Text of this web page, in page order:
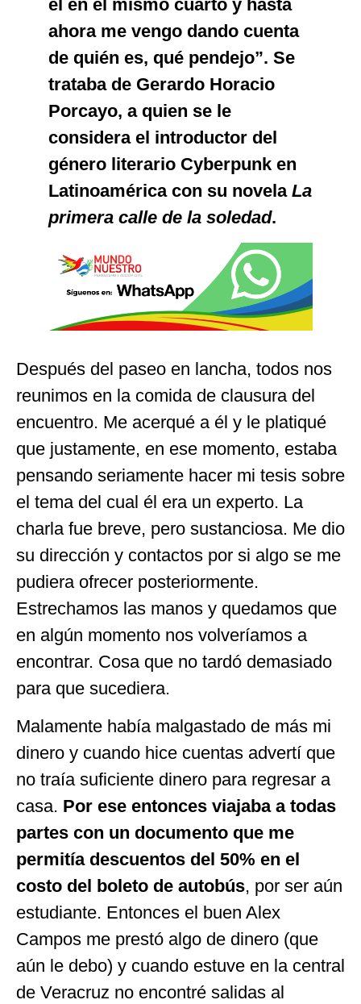
él en el mismo cuarto y hasta
ahora me vengo dando cuenta
de quién es, qué pendejo”. Se
trataba de Gerardo Horacio
Porcayo, a quien se le
considera el introductor del
género literario Cyberpunk en
Latinoamérica con su novela La
primera calle de la soledad.
Después del paseo en lancha, todos nos
reunimos en la comida de clausura del
encuentro. Me acerqué a él y le platiqué
que justamente, en ese momento, estaba
pensando seriamente hacer mi tesis sobre
el tema del cual él era un experto. La
charla fue breve, pero sustanciosa. Me dio
su dirección y contactos por si algo se me
pudiera ofrecer posteriormente.
Estrechamos las manos y quedamos que
en algún momento nos volveríamos a
encontrar. Cosa que no tardó demasiado
para que sucediera.
Malamente había malgastado de más mi
dinero y cuando hice cuentas advertí que
no traía suficiente dinero para regresar a
casa. Por ese entonces viajaba a todas
partes con un documento que me
permitía descuentos del 50% en el
costo del boleto de autobús, por ser aún
estudiante. Entonces el buen Alex
Campos me prestó algo de dinero (que
aún le debo) y cuando estuve en la central
de Veracruz no encontré salidas al